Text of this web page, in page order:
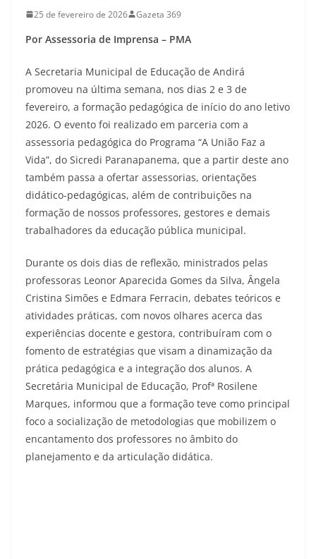
25 de fevereiro de 2026 Gazeta 369
Por Assessoria de Imprensa – PMA
A Secretaria Municipal de Educação de Andirá
promoveu na última semana, nos dias 2 e 3 de
fevereiro, a formação pedagógica de início do ano letivo
2026. O evento foi realizado em parceria com a
assessoria pedagógica do Programa “A União Faz a
Vida”, do Sicredi Paranapanema, que a partir deste ano
também passa a ofertar assessorias, orientações
didático-pedagógicas, além de contribuições na
formação de nossos professores, gestores e demais
trabalhadores da educação pública municipal.
Durante os dois dias de reflexão, ministrados pelas
professoras Leonor Aparecida Gomes da Silva, Ângela
Cristina Simões e Edmara Ferracin, debates teóricos e
atividades práticas, com novos olhares acerca das
experiências docente e gestora, contribuíram com o
fomento de estratégias que visam a dinamização da
prática pedagógica e a integração dos alunos. A
Secretária Municipal de Educação, Profª Rosilene
Marques, informou que a formação teve como principal
foco a socialização de metodologias que mobilizem o
encantamento dos professores no âmbito do
planejamento e da articulação didática.